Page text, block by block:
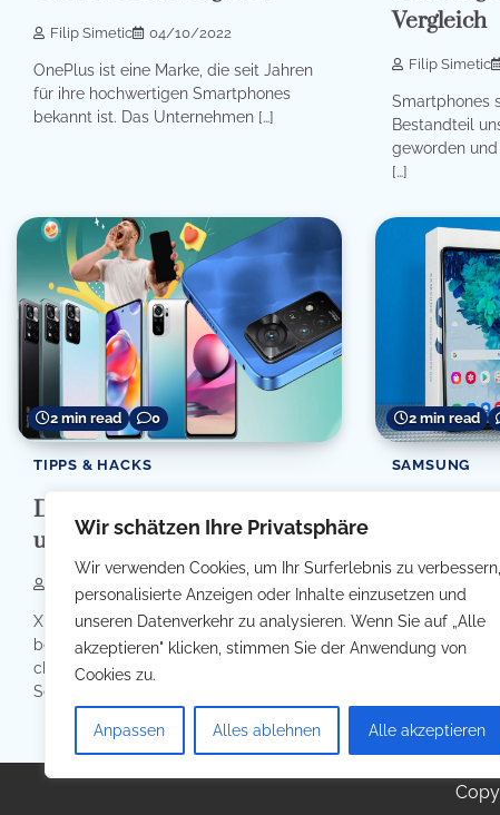
Wir schätzen Ihre Privatsphäre
Wir verwenden Cookies, um Ihr Surferlebnis zu verbessern,
personalisierte Anzeigen oder Inhalte einzusetzen und
unseren Datenverkehr zu analysieren. Wenn Sie auf „Alle
akzeptieren" klicken, stimmen Sie der Anwendung von
Cookies zu.
Anpassen Alles ablehnen Alle akzeptieren
Filip Simetic 04/10/2022
OnePlus ist eine Marke, die seit Jahren
für ihre hochwertigen Smartphones
bekannt ist. Das Unternehmen […]
Vergleich
Filip Simetic
Smartphones
Bestandteil
geworden
[…]
2 min read 0
TIPPS & HACKS
Die Serien Xiaomi, Poco
und Redmi im Vergleich
03/08/2022
Xiaomi, Poco und Redmi sind drei der
bekanntesten Smartphone-Serien des
chinesischen Herstellers Xiaomi. Jede
Serie […]
2 min read
SAMSUNG
S20 FE
Das Samsung
sind zwei
die beide von